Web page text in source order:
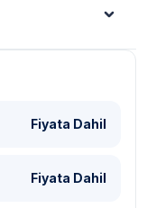
Fiyata Dahil
Fiyata Dahil